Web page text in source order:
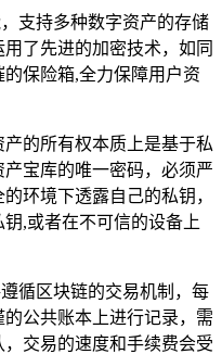
支持多种数字资产的存储
了先进的加密技术，如同
保险箱,全力保障用户资
的所有权本质上是基于私
宝库的唯一密码，必须严
环境下透露自己的私钥，
,或者在不可信的设备上
循区块链的交易机制，每
公共账本上进行记录，需
交易的速度和手续费会受